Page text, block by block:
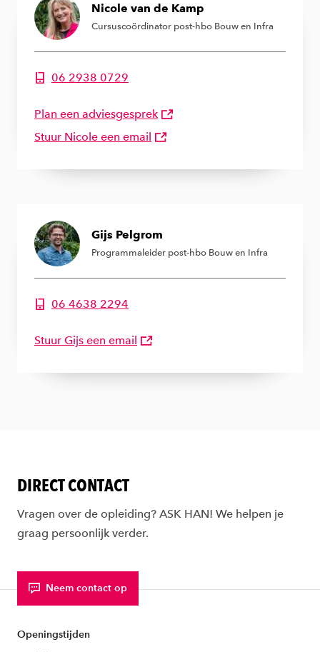
Nicole van de Kamp
Cursuscoördinator post-hbo Bouw en Infra
06 2938 0729
Telefoonnummer van Nicole van de Kamp
Plan een adviesgesprek
Stuur Nicole een email
Gijs Pelgrom
Programmaleider post-hbo Bouw en Infra
06 4638 2294
Telefoonnummer van Gijs Pelgrom
Stuur Gijs een email
DIRECT CONTACT
Vragen over de opleiding? ASK HAN! We helpen je
graag persoonlijk verder.
Neem contact op
Openingstijden